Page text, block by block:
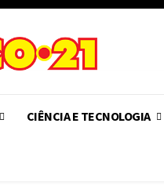
CIÊNCIA E TECNOLOGIA